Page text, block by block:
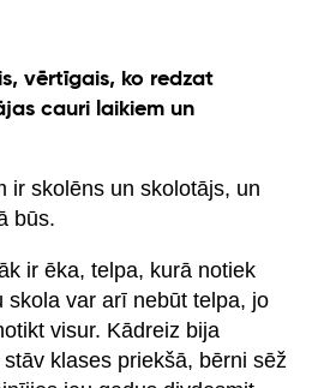
vērtīgais, ko redzat
cauri laikiem un
ir skolēns un skolotājs, un
būs.
ir ēka, telpa, kurā notiek
skola var arī nebūt telpa, jo
visur. Kādreiz bija
klases priekšā, bērni sēž